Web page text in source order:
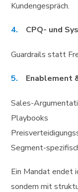
Kundengespräch.
CPQ- und
Guardrails statt
Enablement
Sales-
Playbooks
Segment-
Ein Mandat endet
sondern mit